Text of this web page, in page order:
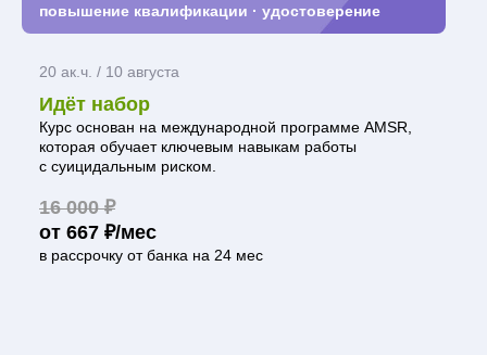
повышение квалификации · удостоверение
20 ак.ч. / 10 августа
Идёт набор
Курс основан на международной программе AMSR,
которая обучает ключевым навыкам работы
с суицидальным риском.
16 000 ₽
от 667 ₽/мес
в рассрочку от банка на 24 мес